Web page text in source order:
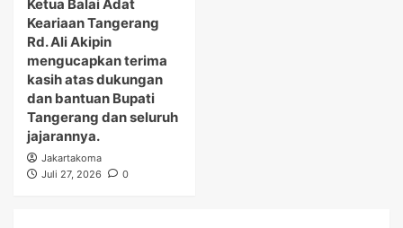
Ketua Balai Adat
Keariaan Tangerang
Rd. Ali Akipin
mengucapkan terima
kasih atas dukungan
dan bantuan Bupati
Tangerang dan seluruh
jajarannya.
Jakartakoma
Juli 27, 2026
0